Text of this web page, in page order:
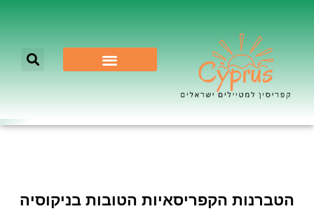
הטברנות הקפריסאיות הטובות בניקוסיה